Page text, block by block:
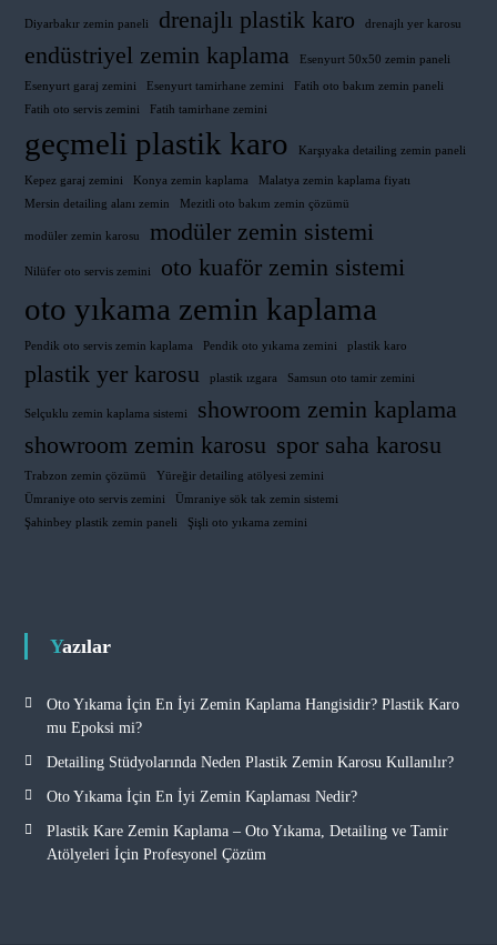
Diyarbakır zemin paneli drenajlı plastik karo drenajlı yer karosu
endüstriyel zemin kaplama Esenyurt 50x50 zemin paneli
Esenyurt garaj zemini Esenyurt tamirhane zemini
Fatih oto bakım zemin paneli
Fatih oto servis zemini
Fatih tamirhane zemini
geçmeli plastik karo Karşıyaka detailing zemin paneli
Kepez garaj zemini Konya zemin kaplama
Malatya zemin kaplama fiyatı
Mersin detailing alanı zemin
Mezitli oto bakım zemin çözümü
modüler zemin karosu modüler zemin sistemi
Nilüfer oto servis zemini oto kuaför zemin sistemi
oto yıkama zemin kaplama
Pendik oto servis zemin kaplama Pendik oto yıkama zemini plastik karo
plastik yer karosu plastik ızgara Samsun oto tamir zemini
Selçuklu zemin kaplama sistemi
showroom zemin kaplama
showroom zemin karosu spor saha karosu
Trabzon zemin çözümü
Yüreğir detailing atölyesi zemini
Ümraniye oto servis zemini
Ümraniye sök tak zemin sistemi
Şahinbey plastik zemin paneli
Şişli oto yıkama zemini
Yazılar
Oto Yıkama İçin En İyi Zemin Kaplama Hangisidir? Plastik Karo
mu Epoksi mi?
Detailing Stüdyolarında Neden Plastik Zemin Karosu Kullanılır?
Oto Yıkama İçin En İyi Zemin Kaplaması Nedir?
Plastik Kare Zemin Kaplama – Oto Yıkama, Detailing ve Tamir
Atölyeleri İçin Profesyonel Çözüm